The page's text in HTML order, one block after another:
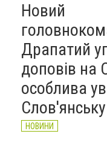
Новий
Драпатий
доповів на
особлива
Слов'янську
НОВИНИ